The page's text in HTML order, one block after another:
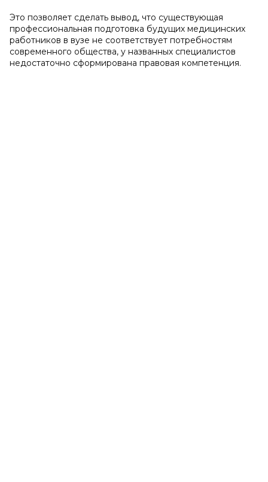
Это позволяет сделать вывод, что существующая
профессиональная подготовка будущих медицинских
работников в вузе не соответствует потребностям
современного общества, у названных специалистов
недостаточно сформирована правовая компетенция.